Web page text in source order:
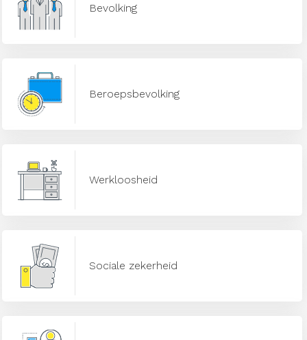
Bevolking
Beroepsbevolking
Werkloosheid
Sociale zekerheid